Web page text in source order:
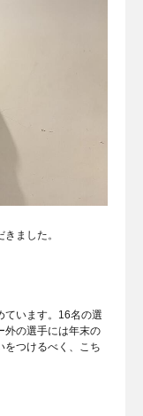
ました。
ています。16名の選
外の選手には年末の
をつけるべく、こち